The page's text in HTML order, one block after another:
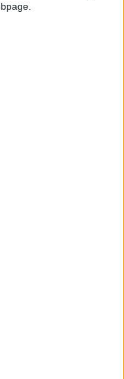
surpresas deste